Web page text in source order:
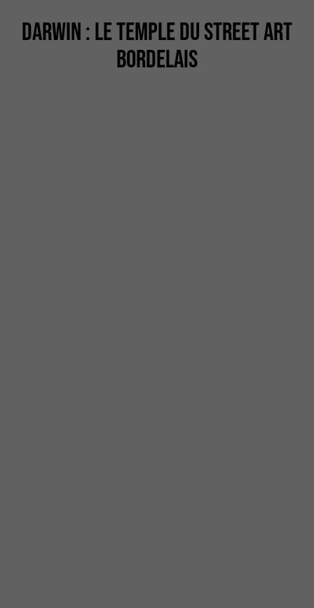
DARWIN : LE TEMPLE DU STREET ART
BORDELAIS